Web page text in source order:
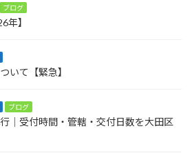
ブログ
年】
いて【緊急】
ブログ
｜受付時間・管轄・交付日数を大田区